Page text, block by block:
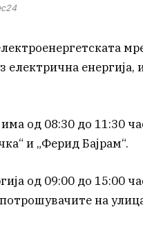
електрична
од 08:30 до 11:30
и „Ферид Бајрам“.
од 09:00 до 15:00
на